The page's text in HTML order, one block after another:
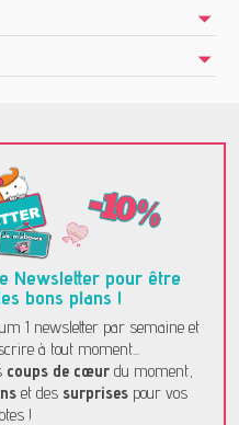
Newsletter pour être
bons plans !
1 newsletter par semaine et
à tout moment...
coups de cœurdu moment,
et dessurprises pour vos
!